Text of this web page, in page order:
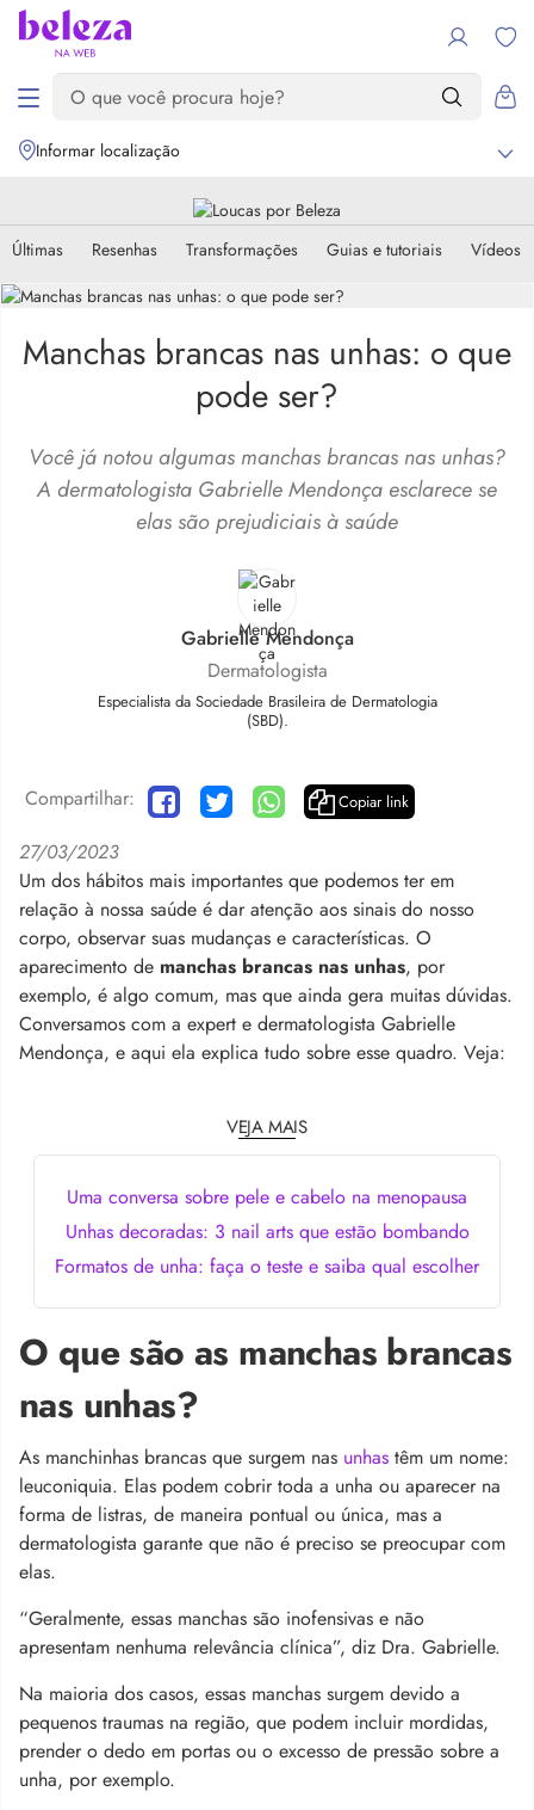
Informar localização
Últimas Resenhas Transformações Guias e tutoriais Vídeos
Manchas brancas nas unhas: o que
pode ser?
Você já notou algumas manchas brancas nas unhas?
A dermatologista Gabrielle Mendonça esclarece se
elas são prejudiciais à saúde
Gabrielle Mendonça
Dermatologista
Especialista da Sociedade Brasileira de Dermatologia
(SBD).
Compartilhar: Copiar link
27/03/2023
Um dos hábitos mais importantes que podemos ter em
relação à nossa saúde é dar atenção aos sinais do nosso
corpo, observar suas mudanças e características. O
aparecimento de manchas brancas nas unhas, por
exemplo, é algo comum, mas que ainda gera muitas dúvidas.
Conversamos com a expert e dermatologista Gabrielle
Mendonça, e aqui ela explica tudo sobre esse quadro. Veja:
VEJA MAIS
Uma conversa sobre pele e cabelo na menopausa
Unhas decoradas: 3 nail arts que estão bombando
Formatos de unha: faça o teste e saiba qual escolher
O que são as manchas brancas
nas unhas?
As manchinhas brancas que surgem nas unhas têm um nome:
leuconiquia. Elas podem cobrir toda a unha ou aparecer na
forma de listras, de maneira pontual ou única, mas a
dermatologista garante que não é preciso se preocupar com
elas.
“Geralmente, essas manchas são inofensivas e não
apresentam nenhuma relevância clínica”, diz Dra. Gabrielle.
Na maioria dos casos, essas manchas surgem devido a
pequenos traumas na região, que podem incluir mordidas,
prender o dedo em portas ou o excesso de pressão sobre a
unha, por exemplo.